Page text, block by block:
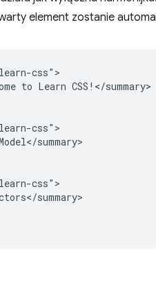
element zostanie
css">
to Learn CSS!</summary>
css">
summary>
css">
summary>